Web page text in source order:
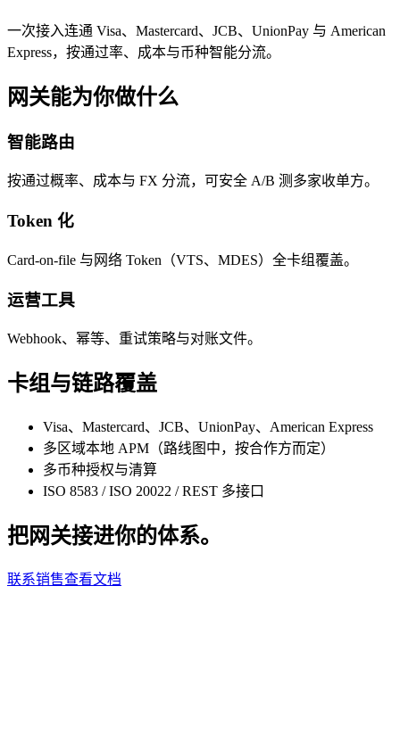
一次接入连通 Visa、Mastercard、JCB、UnionPay 与 American
Express，按通过率、成本与币种智能分流。
网关能为你做什么
智能路由
按通过概率、成本与 FX 分流，可安全 A/B 测多家收单方。
Token 化
Card-on-file 与网络 Token（VTS、MDES）全卡组覆盖。
运营工具
Webhook、幂等、重试策略与对账文件。
卡组与链路覆盖
Visa、Mastercard、JCB、UnionPay、American Express
多区域本地 APM（路线图中，按合作方而定）
多币种授权与清算
ISO 8583 / ISO 20022 / REST 多接口
把网关接进你的体系。
联系销售查看文档